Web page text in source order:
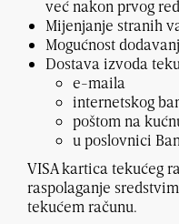
već nakon prvog
Mijenjanje stranih
Mogućnost
Dostava izvoda
e-maila
internetskog
poštom na
u poslovnici
VISA kartica tekućeg
raspolaganje
tekućem računu.